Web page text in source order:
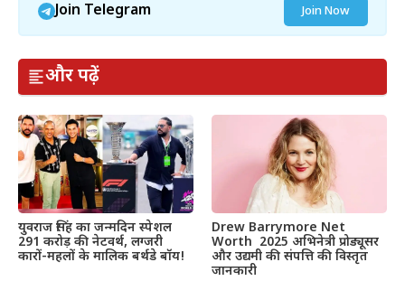
Join Telegram Join Now
और पढ़ें
युवराज सिंह का जन्मदिन स्पेशल
291 करोड़ की नेटवर्थ, लग्जरी
कारों-महलों के मालिक बर्थडे बॉय!
Drew Barrymore Net
Worth 2025 अभिनेत्री प्रोड्यूसर
और उद्यमी की संपत्ति की विस्तृत
जानकारी